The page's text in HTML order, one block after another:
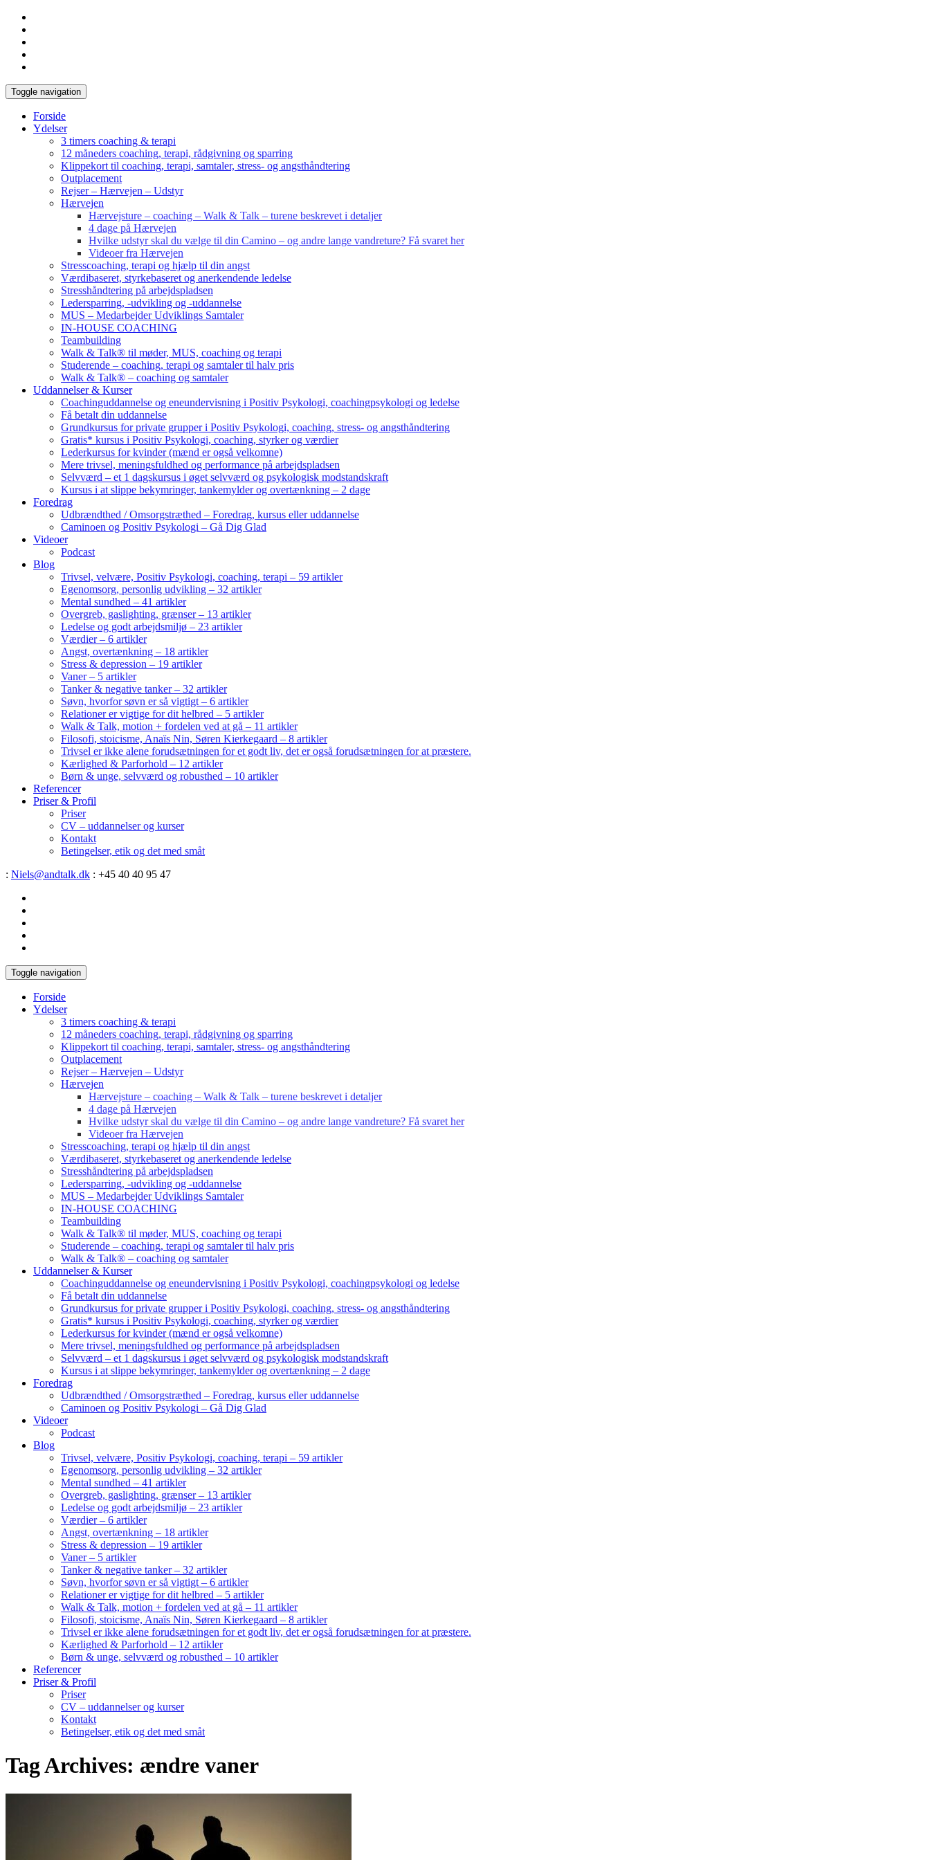
Toggle navigation
Forside
Ydelser
3 timers coaching & terapi
12 måneders coaching, terapi, rådgivning og sparring
Klippekort til coaching, terapi, samtaler, stress- og angsthåndtering
Outplacement
Rejser – Hærvejen – Udstyr
Hærvejen
Hærvejsture – coaching – Walk & Talk – turene beskrevet i detaljer
4 dage på Hærvejen
Hvilke udstyr skal du vælge til din Camino – og andre lange vandreture? Få svaret her
Videoer fra Hærvejen
Stresscoaching, terapi og hjælp til din angst
Værdibaseret, styrkebaseret og anerkendende ledelse
Stresshåndtering på arbejdspladsen
Ledersparring, -udvikling og -uddannelse
MUS – Medarbejder Udviklings Samtaler
IN-HOUSE COACHING
Teambuilding
Walk & Talk® til møder, MUS, coaching og terapi
Studerende – coaching, terapi og samtaler til halv pris
Walk & Talk® – coaching og samtaler
Uddannelser & Kurser
Coachinguddannelse og eneundervisning i Positiv Psykologi, coachingpsykologi og ledelse
Få betalt din uddannelse
Grundkursus for private grupper i Positiv Psykologi, coaching, stress- og angsthåndtering
Gratis* kursus i Positiv Psykologi, coaching, styrker og værdier
Lederkursus for kvinder (mænd er også velkomne)
Mere trivsel, meningsfuldhed og performance på arbejdspladsen
Selvværd – et 1 dagskursus i øget selvværd og psykologisk modstandskraft
Kursus i at slippe bekymringer, tankemylder og overtænkning – 2 dage
Foredrag
Udbrændthed / Omsorgstræthed – Foredrag, kursus eller uddannelse
Caminoen og Positiv Psykologi – Gå Dig Glad
Videoer
Podcast
Blog
Trivsel, velvære, Positiv Psykologi, coaching, terapi – 59 artikler
Egenomsorg, personlig udvikling – 32 artikler
Mental sundhed – 41 artikler
Overgreb, gaslighting, grænser – 13 artikler
Ledelse og godt arbejdsmiljø – 23 artikler
Værdier – 6 artikler
Angst, overtænkning – 18 artikler
Stress & depression – 19 artikler
Vaner – 5 artikler
Tanker & negative tanker – 32 artikler
Søvn, hvorfor søvn er så vigtigt – 6 artikler
Relationer er vigtige for dit helbred – 5 artikler
Walk & Talk, motion + fordelen ved at gå – 11 artikler
Filosofi, stoicisme, Anaïs Nin, Søren Kierkegaard – 8 artikler
Trivsel er ikke alene forudsætningen for et godt liv, det er også forudsætningen for at præstere.
Kærlighed & Parforhold – 12 artikler
Børn & unge, selvværd og robusthed – 10 artikler
Referencer
Priser & Profil
Priser
CV – uddannelser og kurser
Kontakt
Betingelser, etik og det med småt
: Niels@andtalk.dk : +45 40 40 95 47
Toggle navigation
Forside
Ydelser
3 timers coaching & terapi
12 måneders coaching, terapi, rådgivning og sparring
Klippekort til coaching, terapi, samtaler, stress- og angsthåndtering
Outplacement
Rejser – Hærvejen – Udstyr
Hærvejen
Hærvejsture – coaching – Walk & Talk – turene beskrevet i detaljer
4 dage på Hærvejen
Hvilke udstyr skal du vælge til din Camino – og andre lange vandreture? Få svaret her
Videoer fra Hærvejen
Stresscoaching, terapi og hjælp til din angst
Værdibaseret, styrkebaseret og anerkendende ledelse
Stresshåndtering på arbejdspladsen
Ledersparring, -udvikling og -uddannelse
MUS – Medarbejder Udviklings Samtaler
IN-HOUSE COACHING
Teambuilding
Walk & Talk® til møder, MUS, coaching og terapi
Studerende – coaching, terapi og samtaler til halv pris
Walk & Talk® – coaching og samtaler
Uddannelser & Kurser
Coachinguddannelse og eneundervisning i Positiv Psykologi, coachingpsykologi og ledelse
Få betalt din uddannelse
Grundkursus for private grupper i Positiv Psykologi, coaching, stress- og angsthåndtering
Gratis* kursus i Positiv Psykologi, coaching, styrker og værdier
Lederkursus for kvinder (mænd er også velkomne)
Mere trivsel, meningsfuldhed og performance på arbejdspladsen
Selvværd – et 1 dagskursus i øget selvværd og psykologisk modstandskraft
Kursus i at slippe bekymringer, tankemylder og overtænkning – 2 dage
Foredrag
Udbrændthed / Omsorgstræthed – Foredrag, kursus eller uddannelse
Caminoen og Positiv Psykologi – Gå Dig Glad
Videoer
Podcast
Blog
Trivsel, velvære, Positiv Psykologi, coaching, terapi – 59 artikler
Egenomsorg, personlig udvikling – 32 artikler
Mental sundhed – 41 artikler
Overgreb, gaslighting, grænser – 13 artikler
Ledelse og godt arbejdsmiljø – 23 artikler
Værdier – 6 artikler
Angst, overtænkning – 18 artikler
Stress & depression – 19 artikler
Vaner – 5 artikler
Tanker & negative tanker – 32 artikler
Søvn, hvorfor søvn er så vigtigt – 6 artikler
Relationer er vigtige for dit helbred – 5 artikler
Walk & Talk, motion + fordelen ved at gå – 11 artikler
Filosofi, stoicisme, Anaïs Nin, Søren Kierkegaard – 8 artikler
Trivsel er ikke alene forudsætningen for et godt liv, det er også forudsætningen for at præstere.
Kærlighed & Parforhold – 12 artikler
Børn & unge, selvværd og robusthed – 10 artikler
Referencer
Priser & Profil
Priser
CV – uddannelser og kurser
Kontakt
Betingelser, etik og det med småt
Tag Archives: ændre vaner